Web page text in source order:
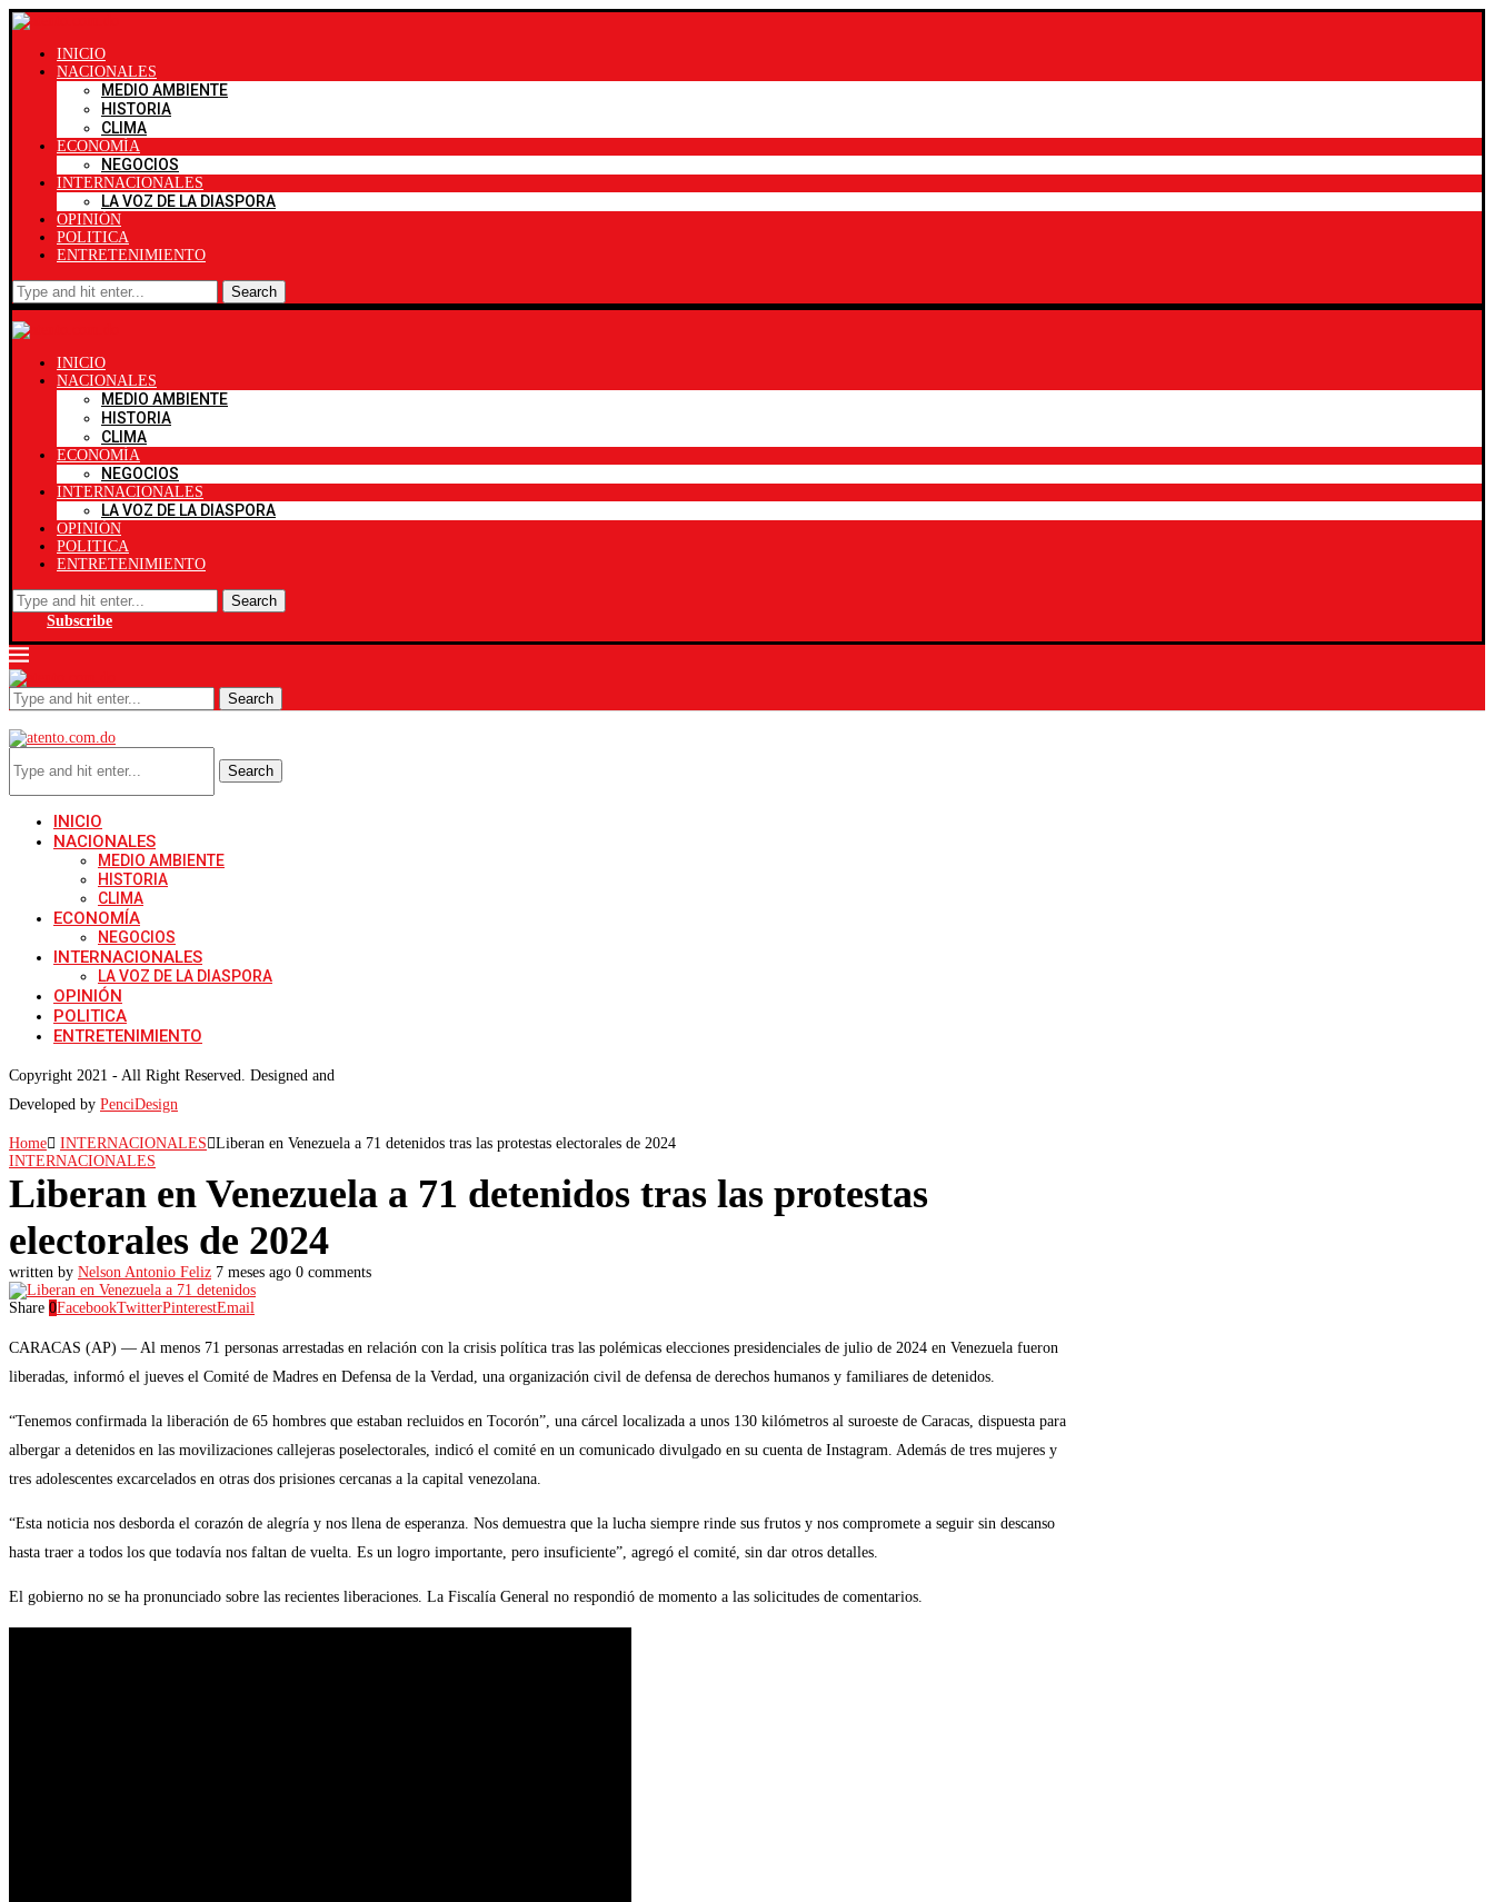
INICIO
NACIONALES
MEDIO AMBIENTE
HISTORIA
CLIMA
ECONOMÍA
NEGOCIOS
INTERNACIONALES
LA VOZ DE LA DIASPORA
OPINIÓN
POLITICA
ENTRETENIMIENTO
Search
INICIO
NACIONALES
MEDIO AMBIENTE
HISTORIA
CLIMA
ECONOMÍA
NEGOCIOS
INTERNACIONALES
LA VOZ DE LA DIASPORA
OPINIÓN
POLITICA
ENTRETENIMIENTO
Search
Subscribe
Search
Search
INICIO
NACIONALES
MEDIO AMBIENTE
HISTORIA
CLIMA
ECONOMÍA
NEGOCIOS
INTERNACIONALES
LA VOZ DE LA DIASPORA
OPINIÓN
POLITICA
ENTRETENIMIENTO
Copyright 2021 - All Right Reserved. Designed and
Developed by PenciDesign
Home INTERNACIONALES Liberan en Venezuela a 71 detenidos tras las protestas electorales de 2024
INTERNACIONALES
Liberan en Venezuela a 71 detenidos tras las protestas
electorales de 2024
written by Nelson Antonio Feliz 7 meses ago 0 comments
Share 0FacebookTwitterPinterestEmail
CARACAS (AP) — Al menos 71 personas arrestadas en relación con la crisis política tras las polémicas elecciones presidenciales de julio de 2024 en Venezuela fueron
liberadas, informó el jueves el Comité de Madres en Defensa de la Verdad, una organización civil de defensa de derechos humanos y familiares de detenidos.
“Tenemos confirmada la liberación de 65 hombres que estaban recluidos en Tocorón”, una cárcel localizada a unos 130 kilómetros al suroeste de Caracas, dispuesta para
albergar a detenidos en las movilizaciones callejeras poselectorales, indicó el comité en un comunicado divulgado en su cuenta de Instagram. Además de tres mujeres y
tres adolescentes excarcelados en otras dos prisiones cercanas a la capital venezolana.
“Esta noticia nos desborda el corazón de alegría y nos llena de esperanza. Nos demuestra que la lucha siempre rinde sus frutos y nos compromete a seguir sin descanso
hasta traer a todos los que todavía nos faltan de vuelta. Es un logro importante, pero insuficiente”, agregó el comité, sin dar otros detalles.
El gobierno no se ha pronunciado sobre las recientes liberaciones. La Fiscalía General no respondió de momento a las solicitudes de comentarios.